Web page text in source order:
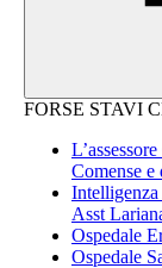
FORSE STAVI
Comense
Asst
Ospedale
Ospedale